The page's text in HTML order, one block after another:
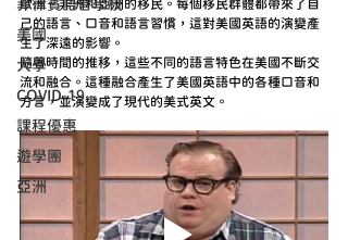
菲律賓語言學校
美國
大學
COVID-19
課程優惠
遊學團
亞洲
歐洲、非洲和亞洲的移民。每個移民群體都帶來了自
己的語言、口音和語言習慣，這對美國英語的演變產
生了深遠的影響。
隨著時間的推移，這些不同的語言特色在美國不斷交
流和融合。這種融合產生了美國英語中的各種口音和
方言，並演變成了現代的美式英文。